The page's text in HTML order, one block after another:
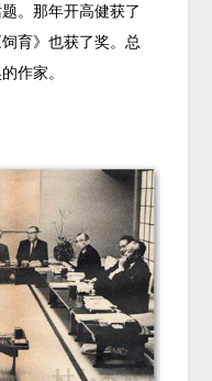
。那年开高健获了
育》也获了奖。总
作家。